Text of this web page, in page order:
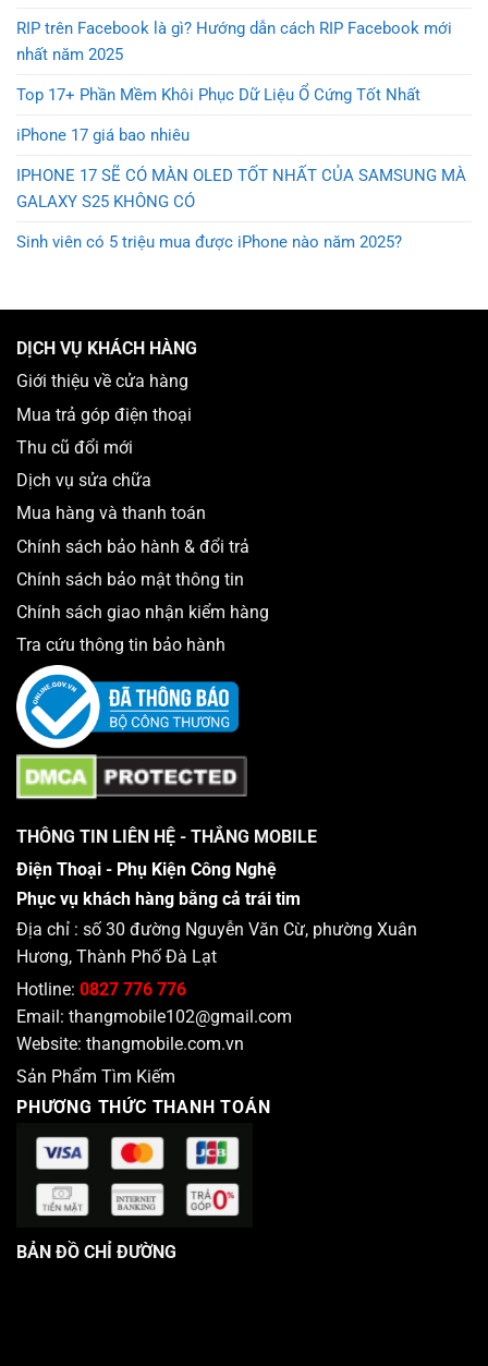
RIP trên Facebook là gì? Hướng dẫn cách RIP Facebook mới
nhất năm 2025
Top 17+ Phần Mềm Khôi Phục Dữ Liệu Ổ Cứng Tốt Nhất
iPhone 17 giá bao nhiêu
IPHONE 17 SẼ CÓ MÀN OLED TỐT NHẤT CỦA SAMSUNG MÀ
GALAXY S25 KHÔNG CÓ
Sinh viên có 5 triệu mua được iPhone nào năm 2025?
DỊCH VỤ KHÁCH HÀNG
Giới thiệu về cửa hàng
Mua trả góp điện thoại
Thu cũ đổi mới
Dịch vụ sửa chữa
Mua hàng và thanh toán
Chính sách bảo hành & đổi trả
Chính sách bảo mật thông tin
Chính sách giao nhận kiểm hàng
Tra cứu thông tin bảo hành
THÔNG TIN LIÊN HỆ - THẮNG MOBILE
Điện Thoại - Phụ Kiện Công Nghệ
Phục vụ khách hàng bằng cả trái tim
Địa chỉ : số 30 đường Nguyễn Văn Cừ, phường Xuân
Hương, Thành Phố Đà Lạt
Hotline: 0827 776 776
Email: thangmobile102@gmail.com
Website: thangmobile.com.vn
Sản Phẩm Tìm Kiếm
PHƯƠNG THỨC THANH TOÁN
BẢN ĐỒ CHỈ ĐƯỜNG